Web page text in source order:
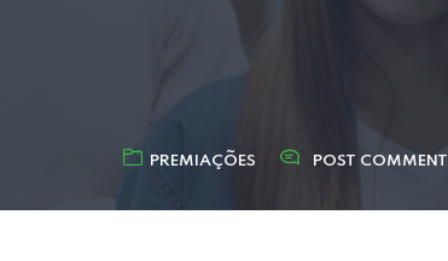
PREMIAÇÕES POST COMMENT